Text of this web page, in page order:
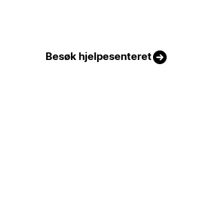
Besøk hjelpesenteret